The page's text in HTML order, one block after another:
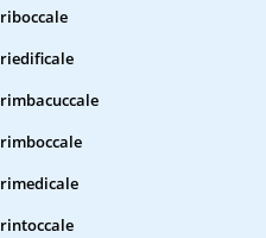
riboccale
riedificale
rimbacuccale
rimboccale
rimedicale
rintoccale